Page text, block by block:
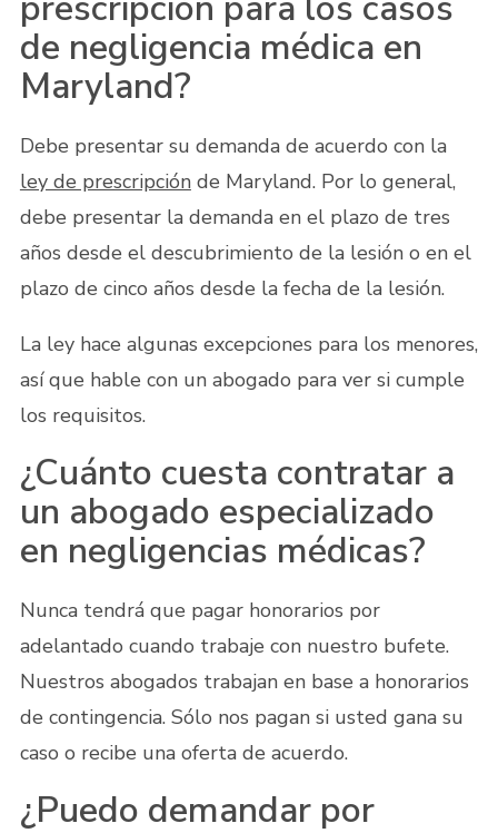
de negligencia médica en
Maryland?
Debe presentar su demanda de acuerdo con la
ley de prescripciónde Maryland. Por lo general,
debe presentar la demanda en el plazo de tres
años desde el descubrimiento de la lesión o en el
plazo de cinco años desde la fecha de la lesión.
La ley hace algunas excepciones para los menores,
así que hable con un abogado para ver si cumple
los requisitos.
¿Cuánto cuesta contratar a
un abogado especializado
en negligencias médicas?
Nunca tendrá que pagar honorarios por
adelantado cuando trabaje con nuestro bufete.
Nuestros abogados trabajan en base a honorarios
de contingencia. Sólo nos pagan si usted gana su
caso o recibe una oferta de acuerdo.
¿Puedo demandar por